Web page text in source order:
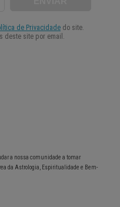
a nossa comunidade a tomar
da Astrologia, Espiritualidade e Bem-